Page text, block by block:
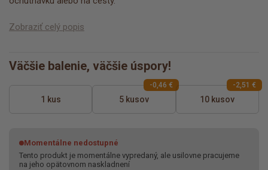
Zobraziť celý popis
Väčšie balenie, väčšie úspory!
1 kus 5 kusov
-0,46 €
10 kusov
-2,51 €
Momentálne nedostupné
Tento produkt je momentálne vypredaný, ale usilovne pracujeme
na jeho opätovnom naskladnení